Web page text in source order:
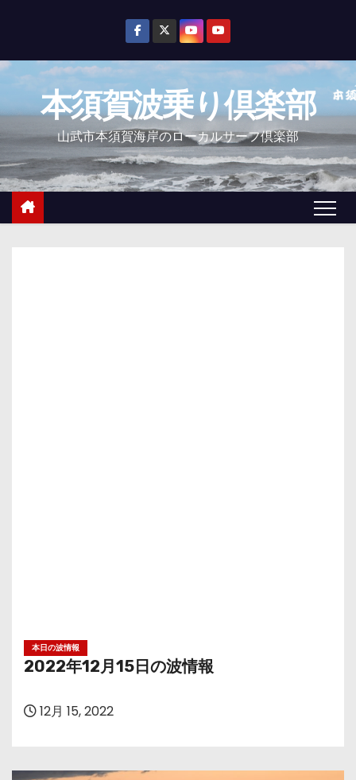
ン
へ
キ
ッ
本須賀波乗り倶楽部
山武市本須賀海岸のローカルサーフ倶楽部
本日の波情報
2022年12月15日の波情報
12月 15, 2022